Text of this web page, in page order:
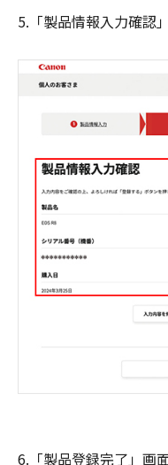
5.「製品情報入力確認
6.「製品登録完了」画